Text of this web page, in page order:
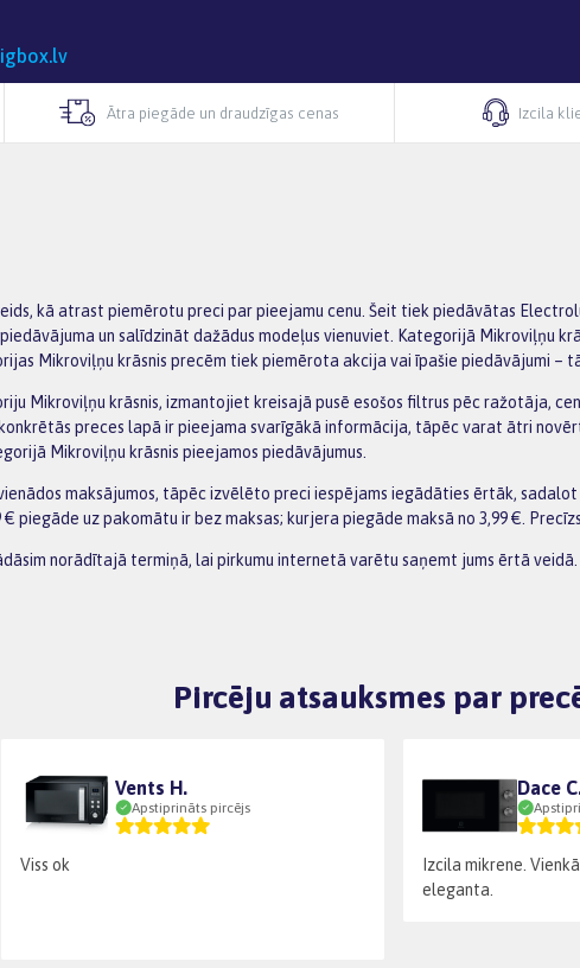
Ātra piegāde un draudzīgas cenas Izcila
kā atrast piemērotu preci par pieejamu cenu. Šeit tiek piedāvātas
un salīdzināt dažādus modeļus vienuviet. Kategorijā Mikroviļņu
Mikroviļņu krāsnis precēm tiek piemērota akcija vai īpašie piedāvājumi –
Mikroviļņu krāsnis, izmantojiet kreisajā pusē esošos filtrus pēc ražotāja,
preces lapā ir pieejama svarīgākā informācija, tāpēc varat ātri
Mikroviļņu krāsnis pieejamos piedāvājumus.
maksājumos, tāpēc izvēlēto preci iespējams iegādāties ērtāk,
piegāde uz pakomātu ir bez maksas; kurjera piegāde maksā no 3,99 €.
norādītajā termiņā, lai pirkumu internetā varētu saņemt jums ērtā veidā.
Pircēju atsauksmes par
Vents H.
Apstiprināts pircējs
Viss ok
Dace
Izcila mikrene.
eleganta.